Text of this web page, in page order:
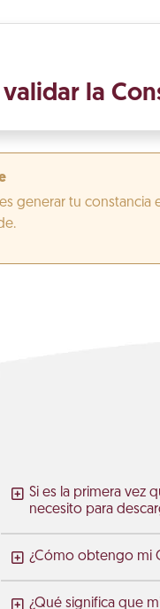
la
generar tu constancia
Si es la primera vez
necesito para
¿Cómo obtengo mi
¿Qué significa que